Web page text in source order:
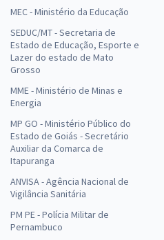
MEC - Ministério da Educação
SEDUC/MT - Secretaria de
Estado de Educação, Esporte e
Lazer do estado de Mato
Grosso
MME - Ministério de Minas e
Energia
MP GO - Ministério Público do
Estado de Goiás - Secretário
Auxiliar da Comarca de
Itapuranga
ANVISA - Agência Nacional de
Vigilância Sanitária
PM PE - Polícia Militar de
Pernambuco